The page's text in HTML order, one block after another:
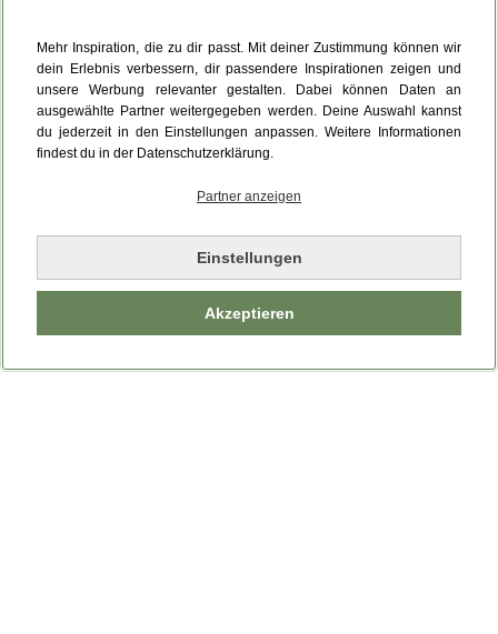
Mehr Inspiration, die zu dir passt. Mit deiner Zustimmung können wir
dein Erlebnis verbessern, dir passendere Inspirationen zeigen und
unsere Werbung relevanter gestalten. Dabei können Daten an
ausgewählte Partner weitergegeben werden. Deine Auswahl kannst
du jederzeit in den Einstellungen anpassen. Weitere Informationen
findest du in der Datenschutzerklärung.
Partner anzeigen
Einstellungen
Akzeptieren
Da ist etwas schiefgelaufen.
Leider ist ein technischer Fehler aufgetreten.
Bitte laden Sie die Seite neu.